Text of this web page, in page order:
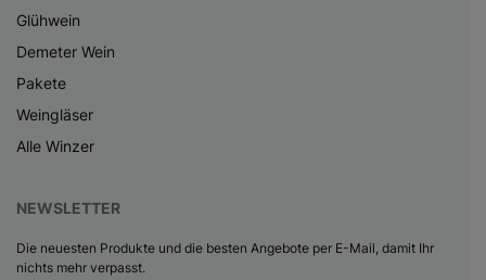
Glühwein
Demeter Wein
Pakete
Weingläser
Alle Winzer
NEWSLETTER
Die neuesten Produkte und die besten Angebote per E-Mail, damit Ihr
nichts mehr verpasst.